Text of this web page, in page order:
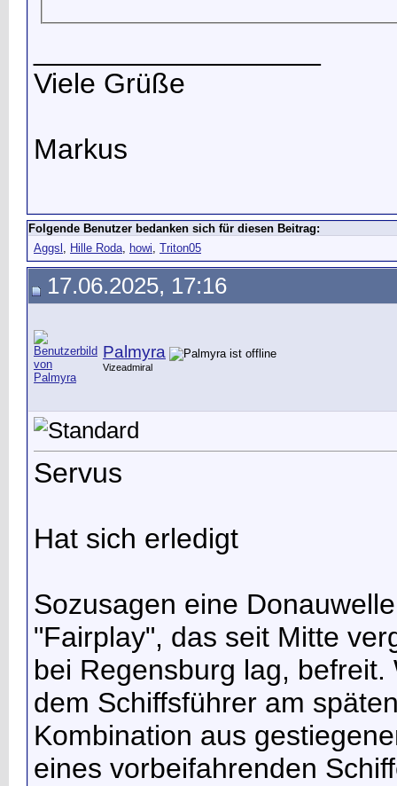
Viele Grüße
Markus
Folgende Benutzer bedanken sich für diesen Beitrag:
Aggsl , Hille Roda, howi, Triton05
17.06.2025, 17:16
Palmyra
Vizeadmiral
Servus
Hat sich erledigt
Sozusagen eine
"Fairplay", das seit Mitte
bei Regensburg lag,
dem Schiffsführer am
Kombination aus
eines vorbeifahrenden